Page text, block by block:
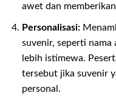
awet dan
Personalisasi:
suvenir, seperti nama
lebih istimewa.
tersebut jika suvenir
personal.